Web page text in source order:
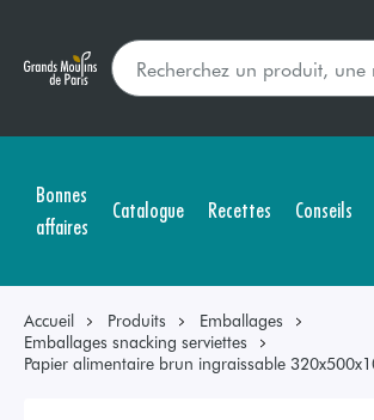
Bonnes
affaires
Catalogue Recettes Conseils
Accueil Produits
Emballages
Emballages snacking serviettes
Papier alimentaire brun ingraissable